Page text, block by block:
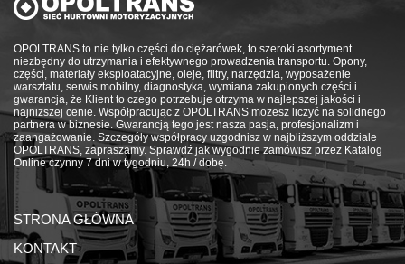
OPOLTRANS to nie tylko części do ciężarówek, to szeroki asortyment
niezbędny do utrzymania i efektywnego prowadzenia transportu. Opony,
części, materiały eksploatacyjne, oleje, filtry, narzędzia, wyposażenie
warsztatu, serwis mobilny, diagnostyka, wymiana zakupionych części i
gwarancja, że Klient to czego potrzebuje otrzyma w najlepszej jakości i
najniższej cenie. Współpracując z OPOLTRANS możesz liczyć na solidnego
partnera w biznesie. Gwarancją tego jest nasza pasja, profesjonalizm i
zaangażowanie. Szczegóły współpracy uzgodnisz w najbliższym oddziale
OPOLTRANS, zapraszamy. Sprawdź jak wygodnie zamówisz przez Katalog
Online czynny 7 dni w tygodniu, 24h / dobę.
STRONA GŁÓWNA
KONTAKT